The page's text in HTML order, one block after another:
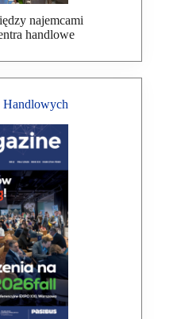
najemcami
handlowe
Handlowych